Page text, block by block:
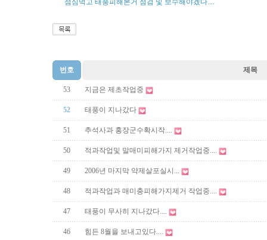
점심먹고 태풍피해본거 점검 및 보수해야겠다....
번호 제목
53 지금은 제초작업중
52 태풍이 지나갔다
51 추석사과 홍장군수확시작....
50 적과작업및 말매미피해가지 제거작업중....
49 2006년 마지막 약제살포실시...
48 적과작업과 매미충피해가지제거 작업중....
47 태풍이 무사히 지나갔다....
46 힘든 8월을 보내고있다....